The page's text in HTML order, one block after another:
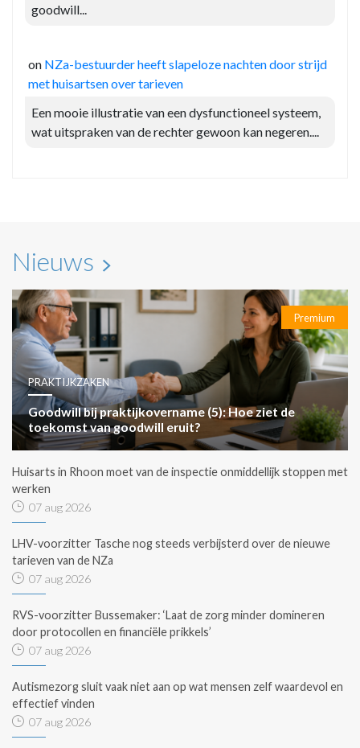
goodwill...
on NZa-bestuurder heeft slapeloze nachten door strijd
met huisartsen over tarieven
Een mooie illustratie van een dysfunctioneel systeem,
wat uitspraken van de rechter gewoon kan negeren....
Nieuws
Premium
PRAKTIJKZAKEN
Goodwill bij praktijkovername (5): Hoe ziet de
toekomst van goodwill eruit?
Huisarts in Rhoon moet van de inspectie onmiddellijk stoppen met
werken
07 aug 2026
LHV-voorzitter Tasche nog steeds verbijsterd over de nieuwe
tarieven van de NZa
07 aug 2026
RVS-voorzitter Bussemaker: ‘Laat de zorg minder domineren
door protocollen en financiële prikkels’
07 aug 2026
Autismezorg sluit vaak niet aan op wat mensen zelf waardevol en
effectief vinden
07 aug 2026